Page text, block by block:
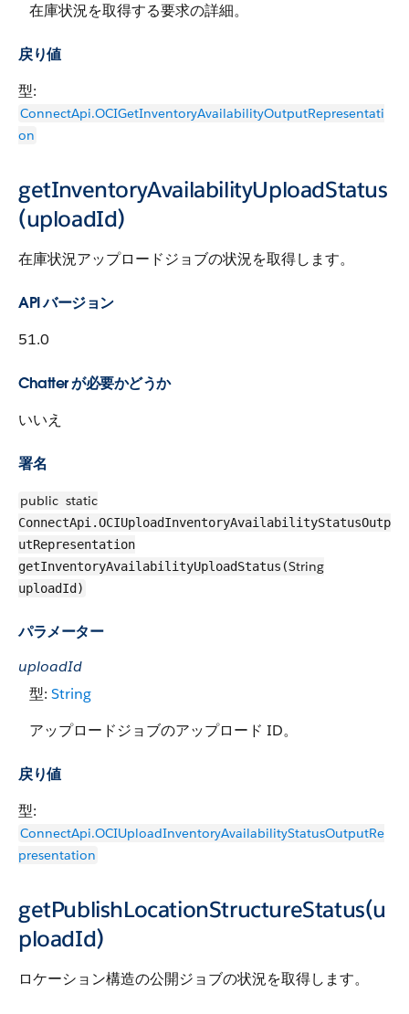
在庫状況を取得する要求の詳細。
戻り値
型:
ConnectApi.OCIGetInventoryAvailabilityOutputRepresentati
on
getInventoryAvailabilityUploadStatus
(uploadId)
在庫状況アップロードジョブの状況を取得します。
API バージョン
51.0
Chatter が必要かどうか
いいえ
署名
public static
ConnectApi.OCIUploadInventoryAvailabilityStatusOutp
utRepresentation
getInventoryAvailabilityUploadStatus(String
uploadId)
パラメーター
uploadId
型: String
アップロードジョブのアップロード ID。
戻り値
型:
ConnectApi.OCIUploadInventoryAvailabilityStatusOutputRe
presentation
getPublishLocationStructureStatus(u
ploadId)
ロケーション構造の公開ジョブの状況を取得します。